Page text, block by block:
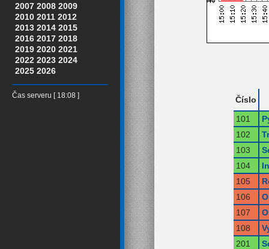
2007 2008 2009
2010 2011 2012
2013 2014 2015
2016 2017 2018
2019 2020 2021
2022 2023 2024
2025 2026
Čas serveru [ 18:08 ]
Číslo
101
102
103
104
105
106
107
108
201